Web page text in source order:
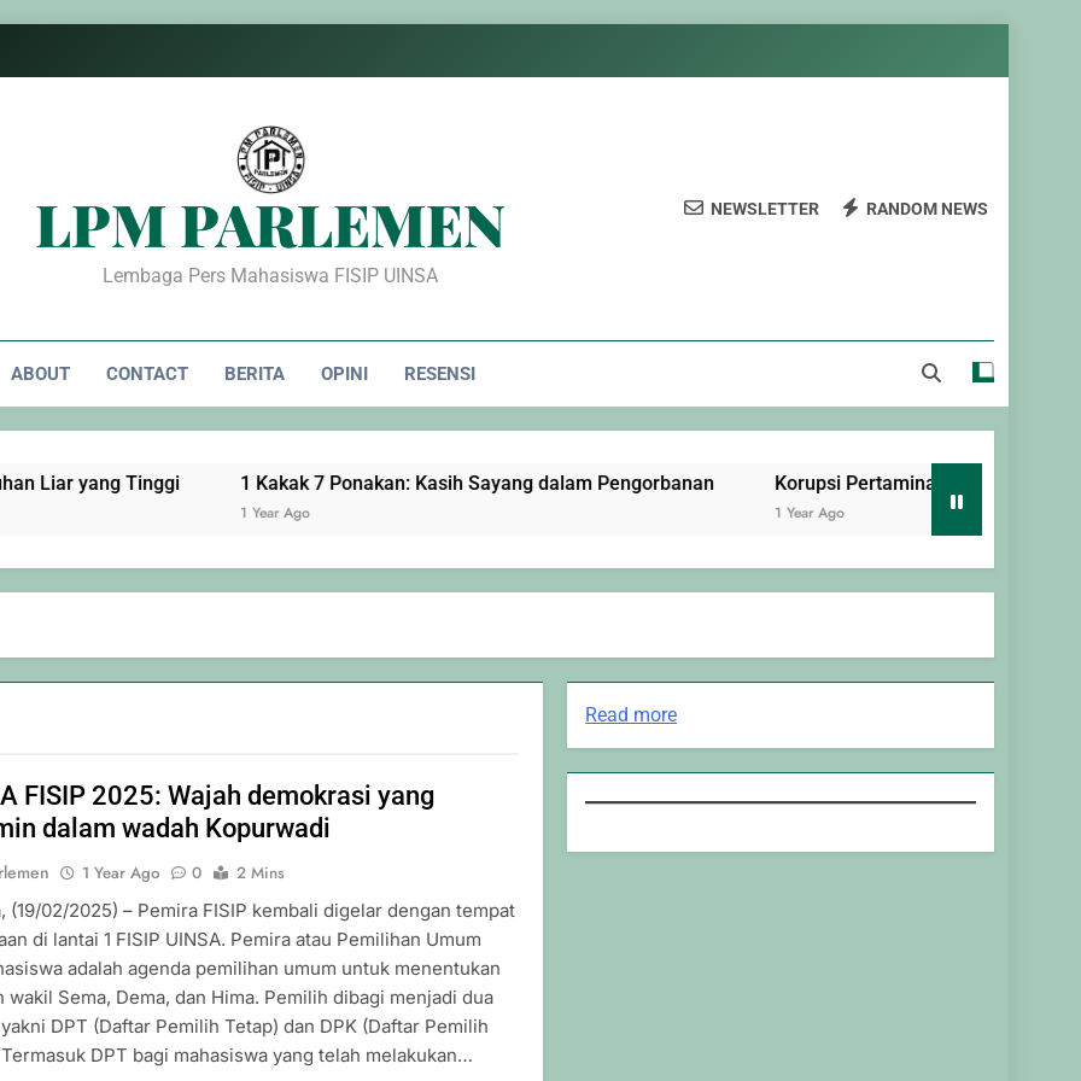
LPM PARLEMEN
Lembaga Pers Mahasiswa FISIP UINSA
NEWSLETTER RANDOM NEWS
ABOUT CONTACT BERITA OPINI RESENSI
Liar yang Tinggi 1 Kakak 7 Ponakan: Kasih Sayang dalam Pengorbanan
1 Year Ago
Korupsi Pertamina: Kejahatan
1 Year Ago
FISIP 2025: Wajah demokrasi yang
dalam wadah Kopurwadi
1 Year Ago 0
2 Mins
(19/02/2025) – Pemira FISIP kembali digelar dengan tempat
di lantai 1 FISIP UINSA. Pemira atau Pemilihan Umum
adalah agenda pemilihan umum untuk menentukan
wakil Sema, Dema, dan Hima. Pemilih dibagi menjadi dua
DPT (Daftar Pemilih Tetap) dan DPK (Daftar Pemilih
DPT bagi mahasiswa yang telah melakukan…
Read more:
PEMIRA
FISIP
2025:
demokrasi